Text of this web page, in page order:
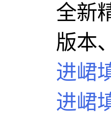
全新
版本
进峮
进峮